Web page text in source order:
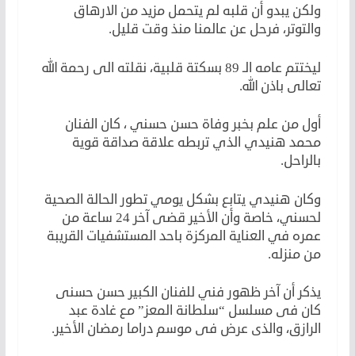
ولكن يبدو أن قلبه لم يتحمل مزيد من الارهاق
والتوتر، فرحل عن عالمنا منذ وقت قليل.
ليختتم عامه الـ 89 بسكتة قلبية، نقلته الى رحمة الله
تعالى باذن الله.
أول من علم بخبر وفاة حسن حسني ، كان الفنان
محمد هنيدي الذي تربطه علاقة صداقة قوية
بالراحل.
وكان هنيدي يتابع بشكل يومي تطور الحالة الصحية
لحسني، خاصة وأن الأخير قضى آخر 24 ساعة من
عمره في العناية المركزة باحد المستشفيات القريبة
من منزله.
يذكر أن آخر ظهور فني للفنان الكبير حسن حسنى
كان فى مسلسل “سلطانة المعز” مع غادة عبد
الرازق، والذى عرض فى موسم دراما رمضان الأخير.